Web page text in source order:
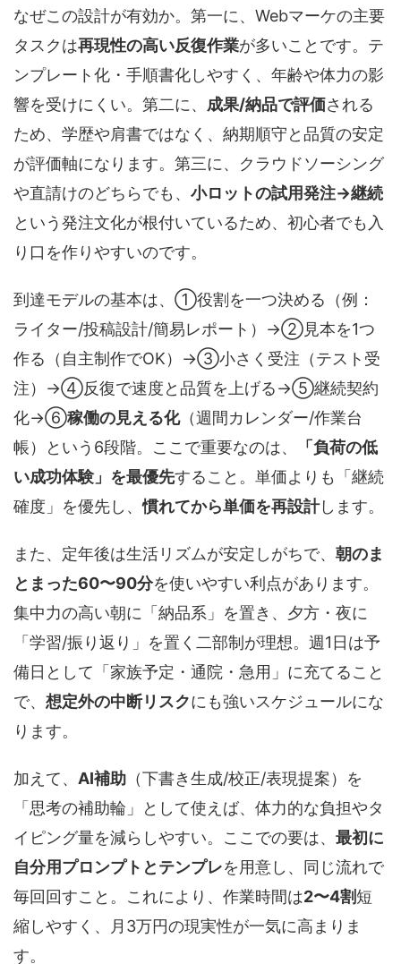
なぜこの設計が有効か。第一に、Webマーケの主要
タスクは再現性の高い反復作業が多いことです。テ
ンプレート化・手順書化しやすく、年齢や体力の影
響を受けにくい。第二に、 成果/納品で評価される
ため、学歴や肩書ではなく、納期順守と品質の安定
が評価軸になります。第三に、クラウドソーシング
や直請けのどちらでも、 小ロットの試用発注→継続
という発注文化が根付いているため、初心者でも入
り口を作りやすいのです。
到達モデルの基本は、①役割を一つ決める（例：
ライター/投稿設計/簡易レポート）→②見本を1つ
作る（自主制作でOK）→③小さく受注（テスト受
注）→④反復で速度と品質を上げる→⑤継続契約
化→⑥稼働の見える化（週間カレンダー/作業台
帳）という6段階。ここで重要なのは、
「負荷の低
い成功体験」を最優先すること。単価よりも「継続
確度」を優先し、慣れてから単価を再設計します。
また、定年後は生活リズムが安定しがちで、 朝のま
とまった60〜90分を使いやすい利点があります。
集中力の高い朝に「納品系」を置き、夕方・夜に
「学習/振り返り」を置く二部制が理想。週1日は予
備日として「家族予定・通院・急用」に充てること
で、 想定外の中断リスクにも強いスケジュールにな
ります。
加えて、 AI補助 （下書き生成/校正/表現提案）を
「思考の補助輪」として使えば、体力的な負担やタ
イピング量を減らしやすい。ここでの要は、 最初に
自分用プロンプトとテンプレを用意し、同じ流れで
毎回回すこと。これにより、作業時間は2〜4割短
縮しやすく、月3万円の現実性が一気に高まりま
す。